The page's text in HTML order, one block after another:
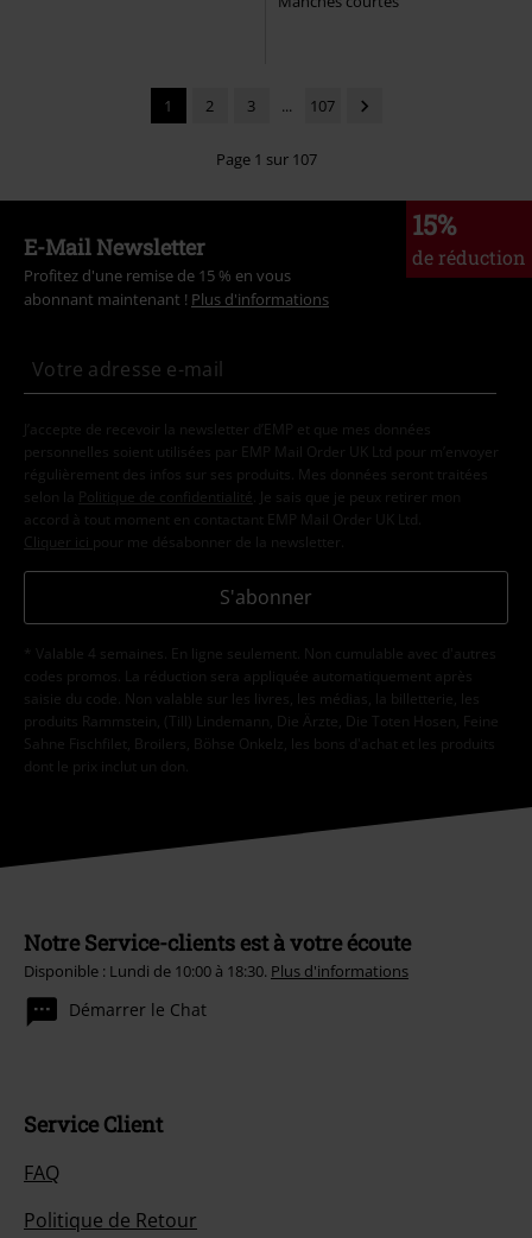
1 2 3 ... 107
Page 1 sur 107
15%
de réduction
E-Mail Newsletter
Profitez d'une remise de 15 % en vous
abonnant maintenant ! Plus d'informations
J’accepte de recevoir la newsletter d’EMP et que mes données
personnelles soient utilisées par EMP Mail Order UK Ltd pour m’envoyer
régulièrement des infos sur ses produits. Mes données seront traitées
selon la
Politique de confidentialité . Je sais que je peux retirer mon
accord à tout moment en contactant EMP Mail Order UK Ltd.
Cliquer ici pour me désabonner de la newsletter.
S'abonner
* Valable 4 semaines. En ligne seulement. Non cumulable avec d'autres
codes promos. La réduction sera appliquée automatiquement après
saisie du code. Non valable sur les livres, les médias, la billetterie, les
produits Rammstein, (Till) Lindemann, Die Ärzte, Die Toten Hosen, Feine
Sahne Fischfilet, Broilers, Böhse Onkelz, les bons d'achat et les produits
dont le prix inclut un don.
Notre Service-clients est à votre écoute
Disponible : Lundi de 10:00 à 18:30. Plus d'informations
Démarrer le Chat
Service Client
FAQ
Politique de Retour